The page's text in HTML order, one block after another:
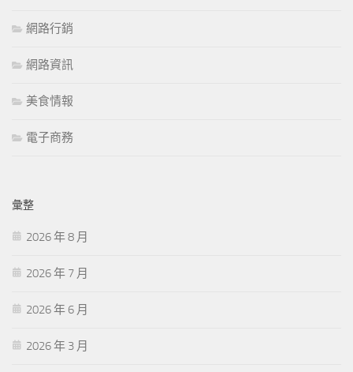
網路行銷
網路資訊
美食情報
電子商務
彙整
2026 年 8 月
2026 年 7 月
2026 年 6 月
2026 年 3 月